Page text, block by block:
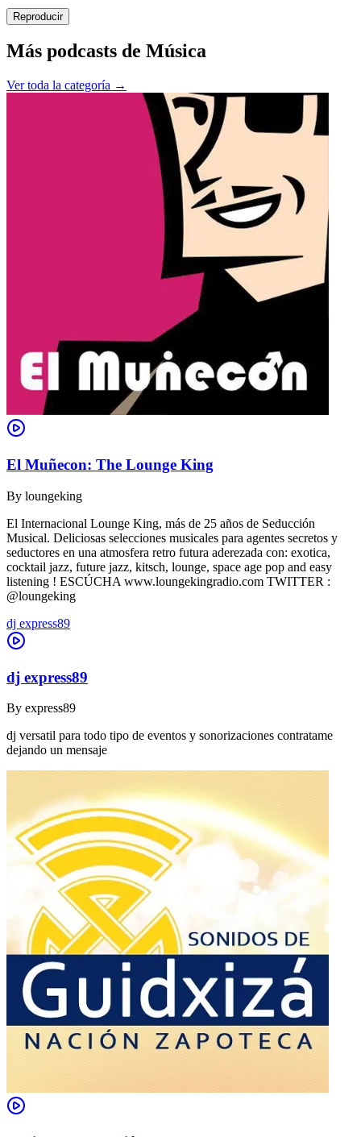
Reproducir
Más podcasts de Música
Ver toda la categoría →
El Muñecon: The Lounge King
By loungeking
El Internacional Lounge King, más de 25 años de Seducción
Musical. Deliciosas selecciones musicales para agentes secretos y
seductores en una atmosfera retro futura aderezada con: exotica,
cocktail jazz, future jazz, kitsch, lounge, space age pop and easy
listening ! ESCÚCHA www.loungekingradio.com TWITTER :
@loungeking
dj express89
dj express89
By express89
dj versatil para todo tipo de eventos y sonorizaciones contratame
dejando un mensaje